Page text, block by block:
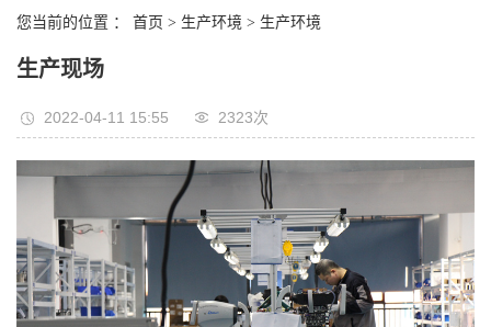
您当前的位置 ： 首页 > 生产环境 > 生产环境
生产现场
2022-04-11 15:55 2323次